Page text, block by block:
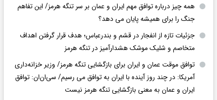
همه چیز درباره توافق مهم ایران و عمان بر سر تنگه هرمز/ این تفاهم
جنگ را برای همیشه پایان می دهد؟
جزئیات تازه از انفجار در قشم و بندرعباس؛ هدف قرار گرفتن اهداف
متخاصم و شلیک موشک هشدارآمیز در تنگه هرمز
توافق موقت عمان و ایران برای بازگشایی تنگه هرمز/ وزیر خزانه‌داری
آمریکا: در چند روز آینده با ایران به توافق می رسیم/ سی‌ان‌ان: توافق
ایران و عمان به معنی بازگشایی تنگه هرمز نیست